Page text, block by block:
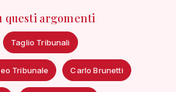
questi argomenti
Taglio Tribunali
Tribunale Carlo Brunetti